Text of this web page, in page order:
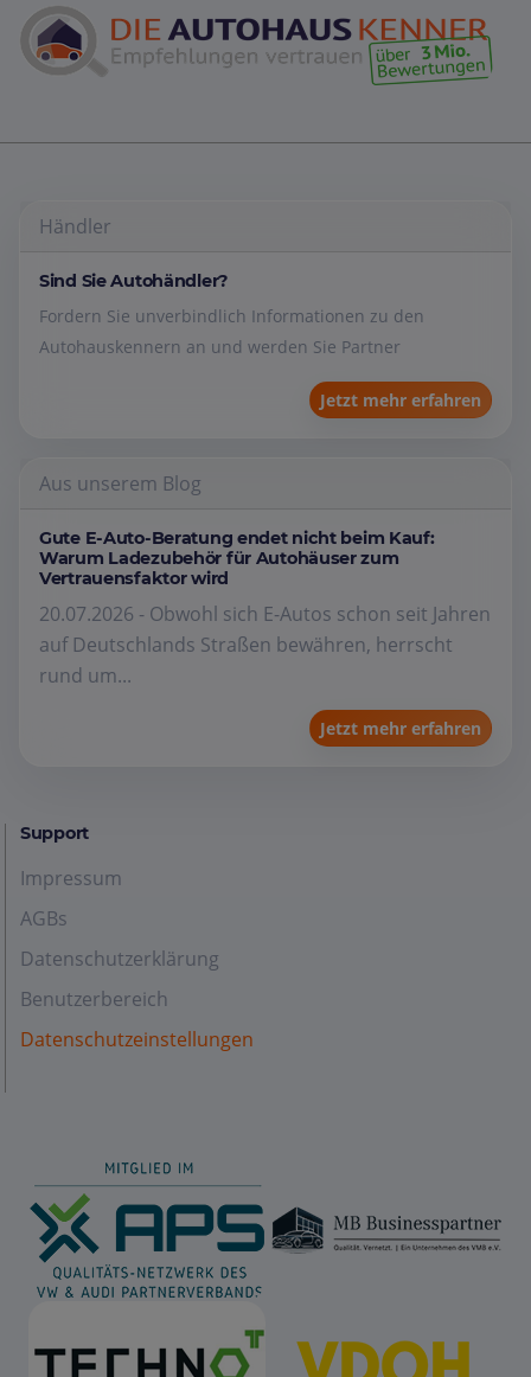
Händler
Sind Sie Autohändler?
Fordern Sie unverbindlich Informationen zu den
Autohauskennern an und werden Sie Partner
Jetzt mehr erfahren
Aus unserem Blog
Gute E-Auto-Beratung endet nicht beim Kauf:
Warum Ladezubehör für Autohäuser zum
Vertrauensfaktor wird
20.07.2026 - Obwohl sich E-Autos schon seit Jahren
auf Deutschlands Straßen bewähren, herrscht
rund um...
Jetzt mehr erfahren
Support
Impressum
AGBs
Datenschutzerklärung
Benutzerbereich
Datenschutzeinstellungen